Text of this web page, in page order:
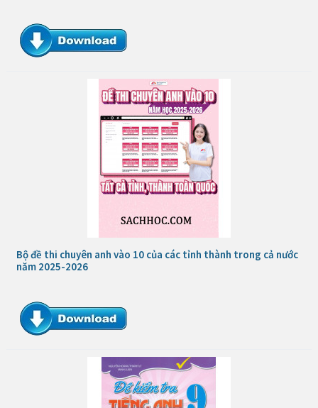
Bộ đề thi chuyên anh vào 10 của các tỉnh thành trong cả nước
năm 2025-2026